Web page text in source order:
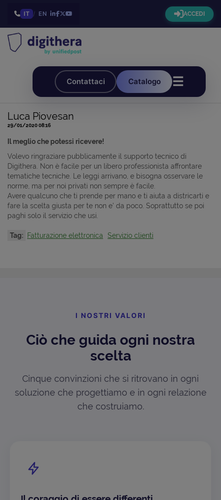
IT / EN ACCEDI
Contattaci Catalogo ☰
Luca Piovesan
29/01/2020 08:16
Il meglio che potessi ricevere!
Volevo ringraziare pubblicamente il supporto tecnico di
Digithera. Non è facile per un libero professionista affrontare
tematiche tecniche. Le leggi arrivano, e bisogna osservare le
norme, ma per noi privati non sempre è facile.
Avere qualcuno che ti prende per mano e ti aiuta a districarti e
fare la scelta giusta per te non e' da poco. Soprattutto se poi
paghi solo il servizio che usi.
Tag: Fatturazione elettronica Servizio clienti
I NOSTRI VALORI
Ciò che guida ogni nostra
scelta
Cinque convinzioni che si ritrovano in ogni
soluzione che progettiamo e in ogni relazione
che costruiamo.